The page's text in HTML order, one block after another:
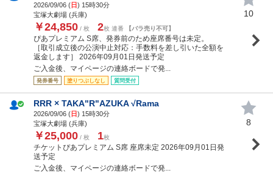
2026/09/06 (日) 15時30分
宝塚大劇場 (兵庫)
￥24,850 / 枚 2枚 連番 【バラ売り不可】
ぴあプレミアム S席、発券前のため座席番号は未定。
［取引成立後の公演中止対応：手数料を差し引いた全額を
返金します］ 2026年09月01日発送予定
ご入金後、マイページの連絡ボードで発...
発券番号 塗りつぶしなし 質問受付
10
RRR × TAKA"R"AZUKA √Rama
2026/09/06 (日) 15時30分
宝塚大劇場 (兵庫)
￥25,000 / 枚 1枚
チケットぴあプレミアム S席 座席未定 2026年09月01日発
送予定
ご入金後、マイページの連絡ボードで発...
8